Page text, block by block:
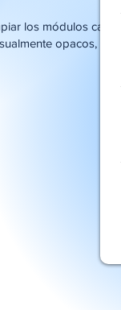
los módulos cada 4
opacos,